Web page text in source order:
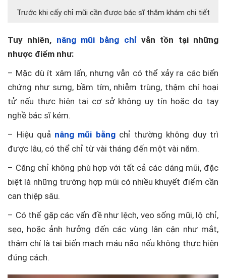
Trước khi cấy chỉ mũi cần được bác sĩ thăm khám chi tiết
Tuy nhiên, nâng mũi bằng chỉvẫn tồn tại những
nhược điểm như:
– Mặc dù ít xâm lấn, nhưng vẫn có thể xảy ra các biến
chứng như sưng, bầm tím, nhiễm trùng, thậm chí hoại
tử nếu thực hiện tại cơ sở không uy tín hoặc do tay
nghề bác sĩ kém.
– Hiệu quả nâng mũi bằngchỉ thường không duy trì
được lâu, có thể chỉ từ vài tháng đến một vài năm.
– Căng chỉ không phù hợp với tất cả các dáng mũi, đặc
biệt là những trường hợp mũi có nhiều khuyết điểm cần
can thiệp sâu.
– Có thể gặp các vấn đề như lệch, vẹo sống mũi, lộ chỉ,
sẹo, hoặc ảnh hưởng đến các vùng lân cận như mắt,
thậm chí là tai biến mạch máu não nếu không thực hiện
đúng cách.